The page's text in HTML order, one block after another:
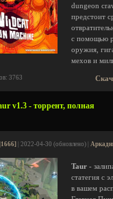
dungeon
предстоит
с помощью
оружия,
мехов и
3763
v1.3 - торрент, полная
| 2022-04-30 (обновлено) |
Taur -
статегия с
в вашем